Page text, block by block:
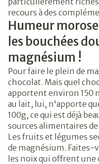
recours à des
Humeur
les bouchées
magnésium !
Pour faire le plein de
chocolat. Mais quel
apportent environ 150
au lait, lui, n'apporte
100g, ce qui est déjà
sources alimentaires
Les fruits et légumes
de magnésium. Faites-
les noix qui offrent